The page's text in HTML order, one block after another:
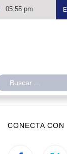
05:55 pm
CONECTA